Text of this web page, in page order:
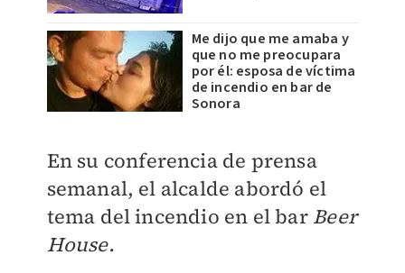
Me dijo que me amaba y
que no me preocupara
por él: esposa de víctima
de incendio en bar de
Sonora
En su conferencia de prensa
semanal, el alcalde abordó el
tema del incendio en el bar Beer
House.